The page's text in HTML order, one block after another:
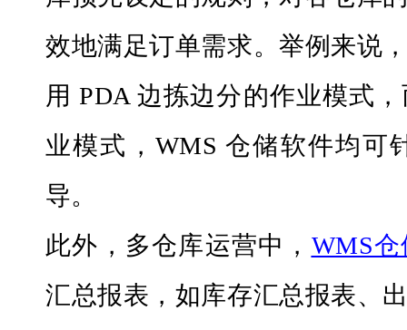
效地满足订单需求。举例来说
用 PDA 边拣边分的作业模式
业模式，WMS 仓储软件均可
导。
此外，多仓库运营中， WMS
汇总报表，如库存汇总报表、